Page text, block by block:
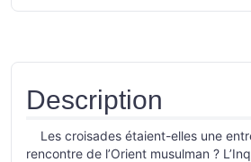
Description
Les croisades étaient-elles une
rencontre de l’Orient musulman ?